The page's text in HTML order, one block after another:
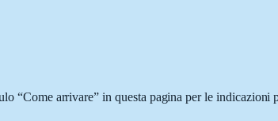
arrivare” in questa pagina per le indicazioni